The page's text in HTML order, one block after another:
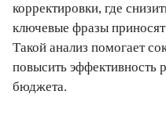
корректировки, где
ключевые фразы
Такой анализ помогает
повысить эффективность
бюджета.